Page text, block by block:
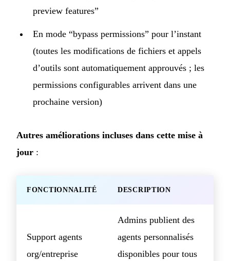
preview features”
En mode “bypass permissions” pour l’instant
(toutes les modifications de fichiers et appels
d’outils sont automatiquement approuvés ; les
permissions configurables arrivent dans une
prochaine version)
Autres améliorations incluses dans cette mise à
jour :
FONCTIONNALITÉ DESCRIPTION
Support agents
org/entreprise
Admins publient des
agents personnalisés
disponibles pour tous